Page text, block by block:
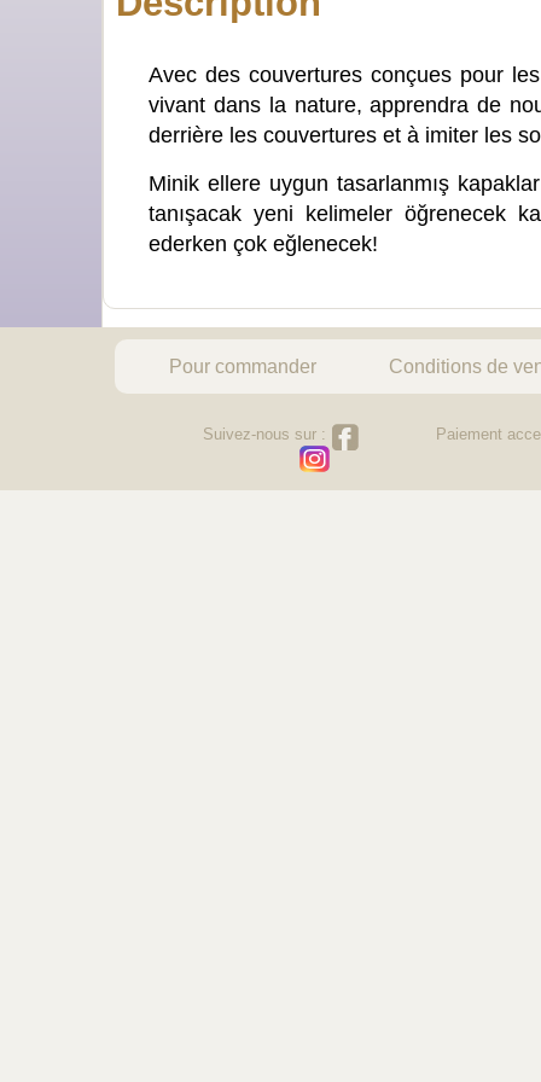
Avec des couvertures conçues pour
vivant dans la nature, apprendra de
derrière les couvertures et à imiter les
Minik ellere uygun tasarlanmış
tanışacak yeni kelimeler öğrenecek
ederken çok eğlenecek!
Pour commander Conditions de
Suivez-nous sur : Paiement